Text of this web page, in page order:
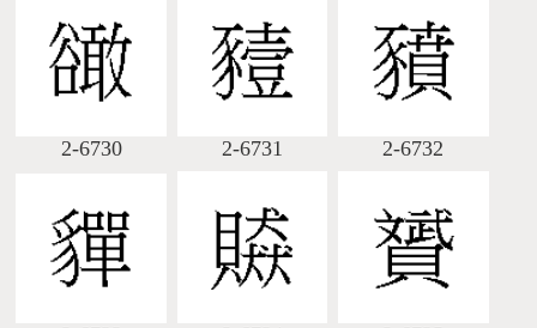
2-6730 2-6731 2-6732